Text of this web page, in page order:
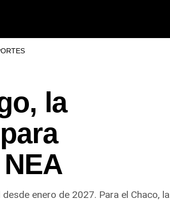
la
enero de 2027. Para el Chaco, la